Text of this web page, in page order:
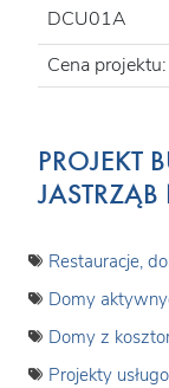
DCU01A
Cena projektu:
PROJEKT
Restauracje,
Domy
Domy z
Projekty